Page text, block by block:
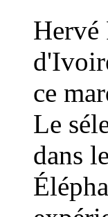
Hervé
ce
Le
dans